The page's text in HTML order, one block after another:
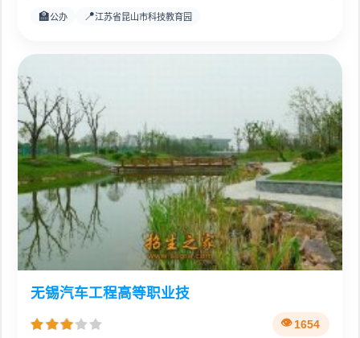
🏫公办 📍江苏省昆山市科技教育园
无锡汽车工程高等职业技
1654